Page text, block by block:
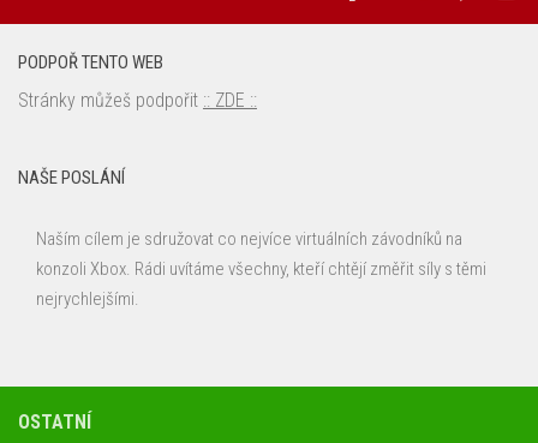
PODPOŘ TENTO WEB
Stránky můžeš podpořit :: ZDE ::
NAŠE POSLÁNÍ
Naším cílem je sdružovat co nejvíce virtuálních závodníků na
konzoli Xbox. Rádi uvítáme všechny, kteří chtějí změřit síly s těmi
nejrychlejšími.
OSTATNÍ